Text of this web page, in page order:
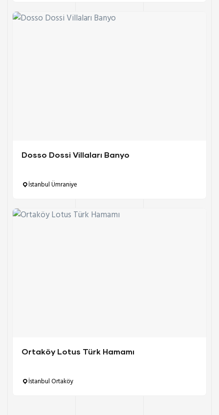
Dosso Dossi Villaları Banyo
İstanbul Ümraniye
Ortaköy Lotus Türk Hamamı
İstanbul Ortaköy